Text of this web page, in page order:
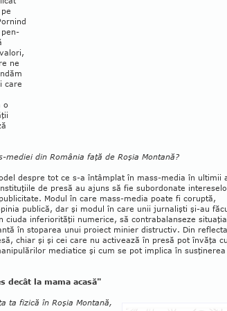
pen­
ne
care
o
mediei din România faţă de Roşia Montană?
despre tot ce s-a întâmplat în mass-media în ultimii
de presă au ajuns să fie subor­donate
Modul în care mass-media poate fi coruptă,
publică, dar şi modul în care unii jurnalişti şi-au
ciuda inferiorităţii numerice, să contraba­lan­seze
în sto­parea unui proiect minier distructiv. Din
chiar şi şi cei care nu activează în pre­să pot învăţa
mediatice şi cum se pot implica în susţi­nerea
decât la mama acasă"
ta fizică în Roşia Montană,